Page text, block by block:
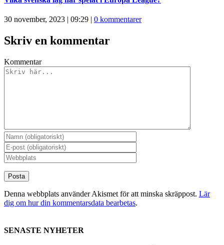
30 november, 2023 | 09:29 | 0 kommentarer
Skriv en kommentar
Kommentar
Denna webbplats använder Akismet för att minska skräppost. Lär
dig om hur din kommentarsdata bearbetas.
SENASTE NYHETER